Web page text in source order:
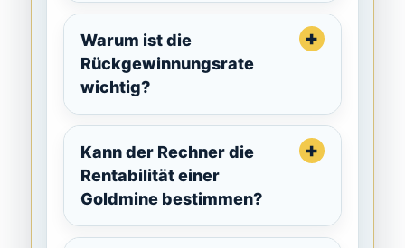
Warum ist die
Rückgewinnungsrate
wichtig?
Kann der Rechner die
Rentabilität einer
Goldmine bestimmen?